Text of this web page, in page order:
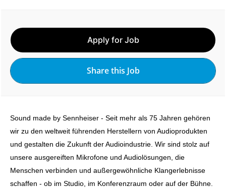
Apply for Job
Share this Job
Sound made by Sennheiser - Seit mehr als 75 Jahren gehören
wir zu den weltweit führenden Herstellern von Audioprodukten
und gestalten die Zukunft der Audioindustrie. Wir sind stolz auf
unsere ausgereiften Mikrofone und Audiolösungen, die
Menschen verbinden und außergewöhnliche Klangerlebnisse
schaffen - ob im Studio, im Konferenzraum oder auf der Bühne.